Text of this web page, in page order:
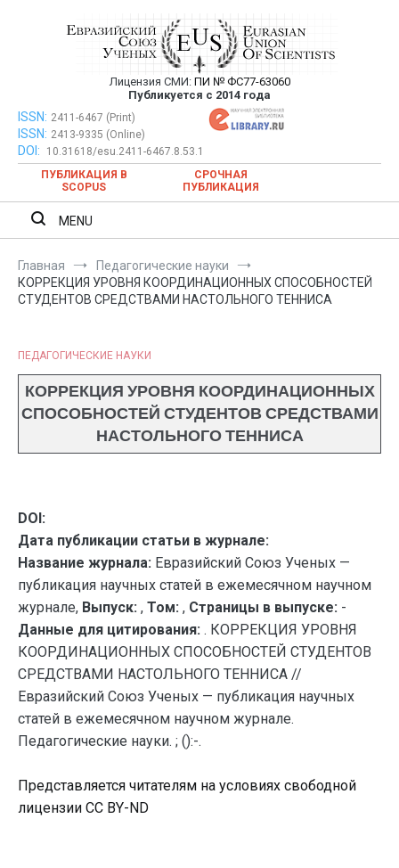
Евразийский Союз Ученых —
публикация научных статей в
ежемесячном научном журнале
Лицензия СМИ: ПИ № ФС77-63060
Публикуется с 2014 года
Евразийский Союз Ученых — публикация научных статей в
ежемесячном научном журнале
ISSN: 2411-6467 (Print)
ISSN: 2413-9335 (Online)
DOI:
10.31618/esu.2411-6467.8.53.1
ПУБЛИКАЦИЯ В
SCOPUS
СРОЧНАЯ
ПУБЛИКАЦИЯ
MENU
Главная
Педагогические науки
КОРРЕКЦИЯ УРОВНЯ КООРДИНАЦИОННЫХ СПОСОБНОСТЕЙ
СТУДЕНТОВ СРЕДСТВАМИ НАСТОЛЬНОГО ТЕННИСА
ПЕДАГОГИЧЕСКИЕ НАУКИ
КОРРЕКЦИЯ УРОВНЯ КООРДИНАЦИОННЫХ
СПОСОБНОСТЕЙ СТУДЕНТОВ СРЕДСТВАМИ
НАСТОЛЬНОГО ТЕННИСА
DOI:
Дата публикации статьи в журнале:
Название журнала: Евразийский Союз Ученых —
публикация научных статей в ежемесячном научном
журнале, Выпуск: , Том: , Страницы в выпуске: -
Данные для цитирования: . КОРРЕКЦИЯ УРОВНЯ
КООРДИНАЦИОННЫХ СПОСОБНОСТЕЙ СТУДЕНТОВ
СРЕДСТВАМИ НАСТОЛЬНОГО ТЕННИСА //
Евразийский Союз Ученых — публикация научных
статей в ежемесячном научном журнале.
Педагогические науки. ; ():-.
Представляется читателям на условиях свободной
лицензии CC BY-ND